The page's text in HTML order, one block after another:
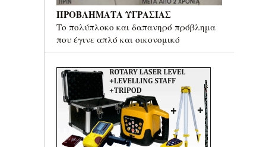
ΠΡΟΒΛΗΜΑΤΑ ΥΓΡΑΣΙΑΣ
Το πολύπλοκο και δαπανηρό πρόβλημα
που έγινε απλό και οικονομικό